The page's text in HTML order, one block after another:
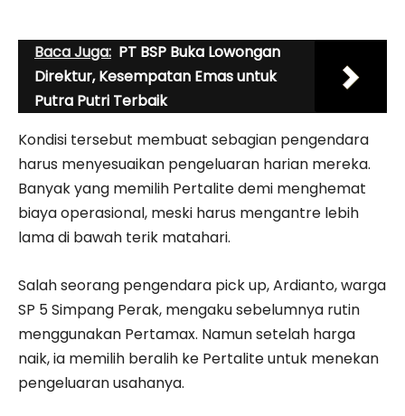
Baca Juga: PT BSP Buka Lowongan
Direktur, Kesempatan Emas untuk
Putra Putri Terbaik
Kondisi tersebut membuat sebagian pengendara
harus menyesuaikan pengeluaran harian mereka.
Banyak yang memilih Pertalite demi menghemat
biaya operasional, meski harus mengantre lebih
lama di bawah terik matahari.
Salah seorang pengendara pick up, Ardianto, warga
SP 5 Simpang Perak, mengaku sebelumnya rutin
menggunakan Pertamax. Namun setelah harga
naik, ia memilih beralih ke Pertalite untuk menekan
pengeluaran usahanya.